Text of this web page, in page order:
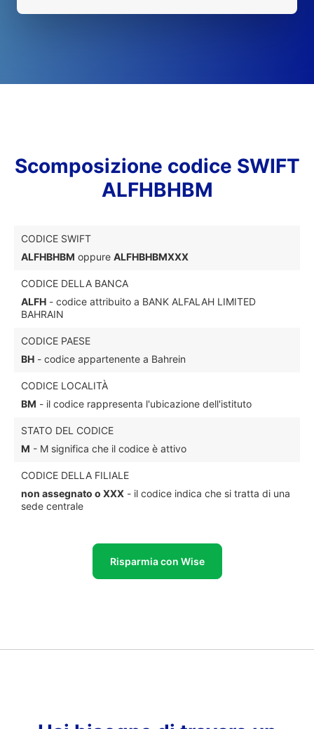
Scomposizione codice SWIFT
ALFHBHBM
CODICE SWIFT
ALFHBHBM oppure ALFHBHBMXXX
CODICE DELLA BANCA
ALFH - codice attribuito a BANK ALFALAH LIMITED
BAHRAIN
CODICE PAESE
BH - codice appartenente a Bahrein
CODICE LOCALITÀ
BM - il codice rappresenta l'ubicazione dell'istituto
STATO DEL CODICE
M - M significa che il codice è attivo
CODICE DELLA FILIALE
non assegnato o XXX - il codice indica che si tratta di una
sede centrale
Risparmia con Wise